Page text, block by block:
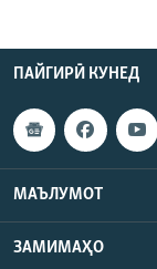
ПАЙГИРӢ КУНЕД
МАЪЛУМОТ
ЗАМИМАҲО